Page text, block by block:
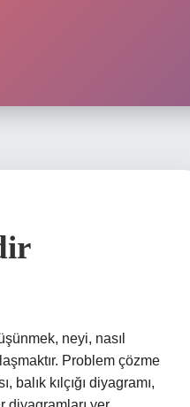
neyi, nasıl
Problem çözme
kılçığı diyagramı,